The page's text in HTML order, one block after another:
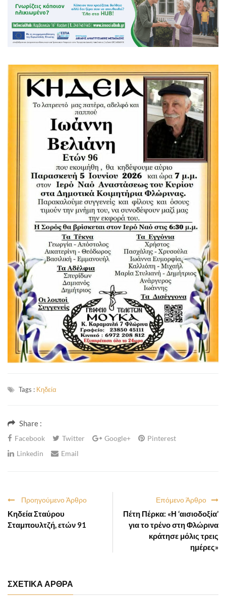
Tags : Κηδεία
Share :
Facebook Twitter Google+
Pinterest
Linkedin
Email
Επόμενο Άρθρο
Πέτη Πέρκα: «Η ‘αισιοδοξία’
για το τρένο στη Φλώρινα
κράτησε μόλις τρεις
ημέρες»
Προηγούμενο Άρθρο
Κηδεία Σταύρου
Σταμπουλτζή, ετών 91
ΣΧΕΤΙΚΑ ΑΡΘΡΑ